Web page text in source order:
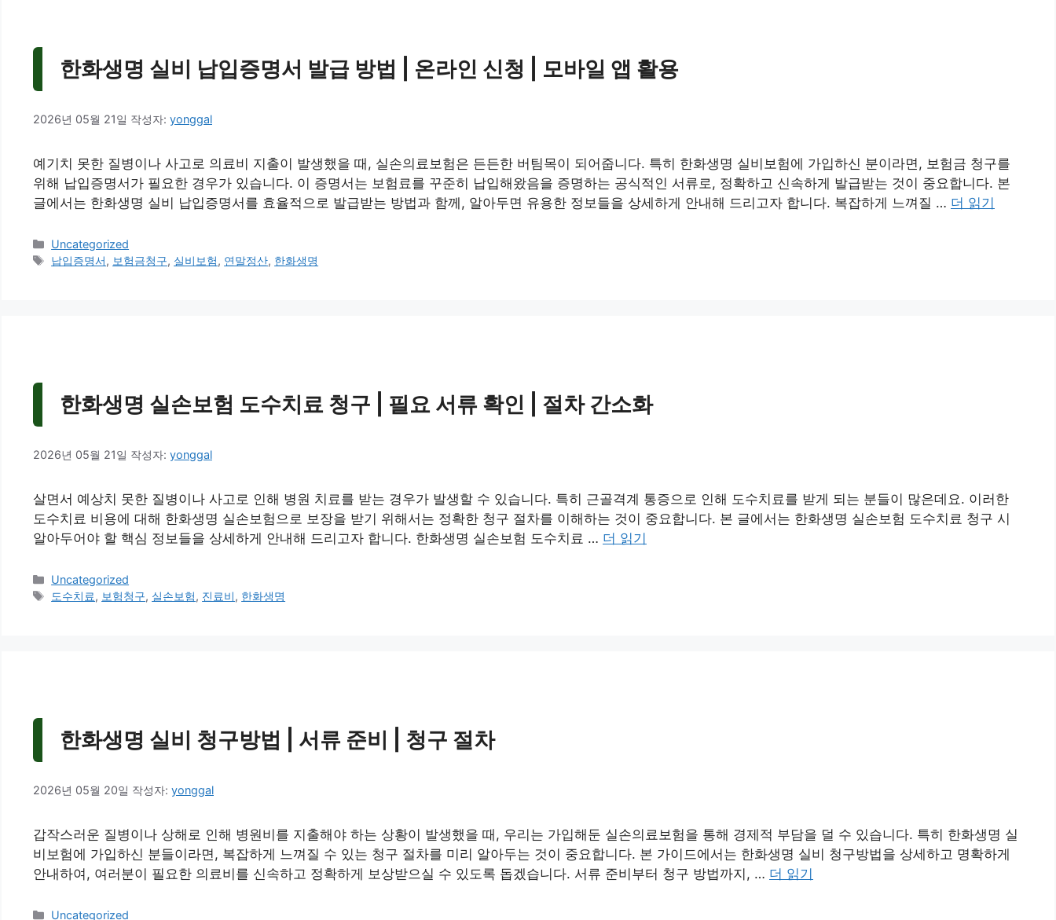
한화생명 실비 납입증명서 발급 방법 | 온라인 신청 | 모바일 앱 활용
2026년 05월 21일 작성자: yonggal
예기치 못한 질병이나 사고로 의료비 지출이 발생했을 때, 실손의료보험은 든든한 버팀목이 되어줍니다. 특히 한화생명 실비보험에 가입하신 분이라면, 보험금 청구를
위해 납입증명서가 필요한 경우가 있습니다. 이 증명서는 보험료를 꾸준히 납입해왔음을 증명하는 공식적인 서류로, 정확하고 신속하게 발급받는 것이 중요합니다. 본
글에서는 한화생명 실비 납입증명서를 효율적으로 발급받는 방법과 함께, 알아두면 유용한 정보들을 상세하게 안내해 드리고자 합니다. 복잡하게 느껴질 … 더 읽기
카
테
Uncategorized
태
납입증명서, 보험금청구, 실비보험, 연말정산, 한화생명
한화생명 실손보험 도수치료 청구 | 필요 서류 확인 | 절차 간소화
2026년 05월 21일 작성자: yonggal
살면서 예상치 못한 질병이나 사고로 인해 병원 치료를 받는 경우가 발생할 수 있습니다. 특히 근골격계 통증으로 인해 도수치료를 받게 되는 분들이 많은데요. 이러한
도수치료 비용에 대해 한화생명 실손보험으로 보장을 받기 위해서는 정확한 청구 절차를 이해하는 것이 중요합니다. 본 글에서는 한화생명 실손보험 도수치료 청구 시
알아두어야 할 핵심 정보들을 상세하게 안내해 드리고자 합니다. 한화생명 실손보험 도수치료 … 더 읽기
카
테
Uncategorized
태
도수치료, 보험청구, 실손보험, 진료비, 한화생명
한화생명 실비 청구방법 | 서류 준비 | 청구 절차
2026년 05월 20일 작성자: yonggal
갑작스러운 질병이나 상해로 인해 병원비를 지출해야 하는 상황이 발생했을 때, 우리는 가입해둔 실손의료보험을 통해 경제적 부담을 덜 수 있습니다. 특히 한화생명 실
비보험에 가입하신 분들이라면, 복잡하게 느껴질 수 있는 청구 절차를 미리 알아두는 것이 중요합니다. 본 가이드에서는 한화생명 실비 청구방법을 상세하고 명확하게
안내하여, 여러분이 필요한 의료비를 신속하고 정확하게 보상받으실 수 있도록 돕겠습니다. 서류 준비부터 청구 방법까지, … 더 읽기
카
Uncategorized